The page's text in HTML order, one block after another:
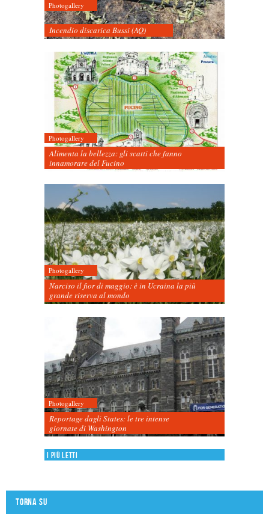
Photogallery
Incendio discarica Bussi (AQ)
Photogallery
Alimenta la bellezza: gli scatti che fanno
innamorare del Fucino
Photogallery
Narciso il fior di maggio: è in Ucraina la più
grande riserva al mondo
Photogallery
Reportage dagli States: le tre intense
giornate di Washington
I più letti
Torna su